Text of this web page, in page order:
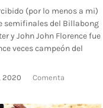
(por lo menos a mi)
semifinales del Billabong
y John John Florence fue
veces campeón del
2020 Comenta